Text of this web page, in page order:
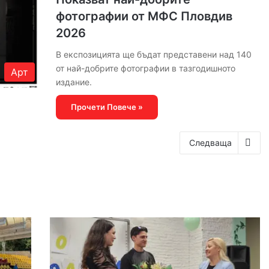
Арт
фотографии от МФС Пловдив
2026
В експозицията ще бъдат представени над 140
от най-добрите фотографии в тазгодишното
издание.
Прочети Повече »
Следваща